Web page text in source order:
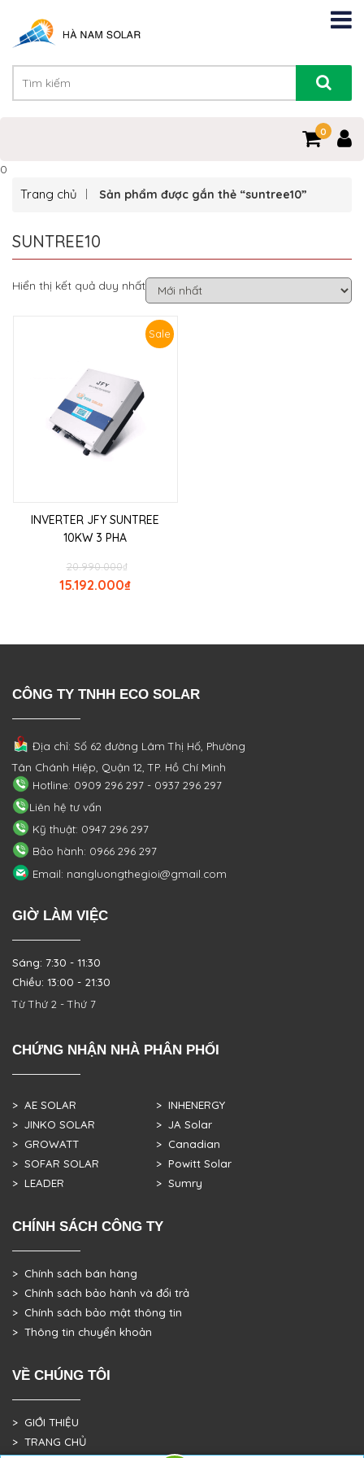
0
0
Trang chủ Sản phẩm được gắn thẻ “suntree10”
SUNTREE10
Hiển thị kết quả duy nhất
Sale
INVERTER JFY SUNTREE
10KW 3 PHA
₫
20.990.000
₫
15.192.000
CÔNG TY TNHH ECO SOLAR
Địa chỉ: Số 62 đường Lâm Thị Hố, Phường
Tân Chánh Hiệp, Quận 12, TP. Hồ Chí Minh
Hotline: 0909 296 297 - 0937 296 297
Liên hệ tư vấn
Kỹ thuật: 0947 296 297
Bảo hành: 0966 296 297
Email: nangluongthegioi@gmail.com
GIỜ LÀM VIỆC
Sáng: 7:30 - 11:30
Chiều: 13:00 - 21:30
Từ Thứ 2 - Thứ 7
CHỨNG NHẬN NHÀ PHÂN PHỐI
> AE SOLAR
> JINKO SOLAR
> GROWATT
> SOFAR SOLAR
> LEADER
> INHENERGY
> JA Solar
> Canadian
> Powitt Solar
> Sumry
CHÍNH SÁCH CÔNG TY
> Chính sách bán hàng
> Chính sách bảo hành và đổi trả
> Chính sách bảo mật thông tin
> Thông tin chuyển khoản
VỀ CHÚNG TÔI
> GIỚI THIỆU
> TRANG CHỦ